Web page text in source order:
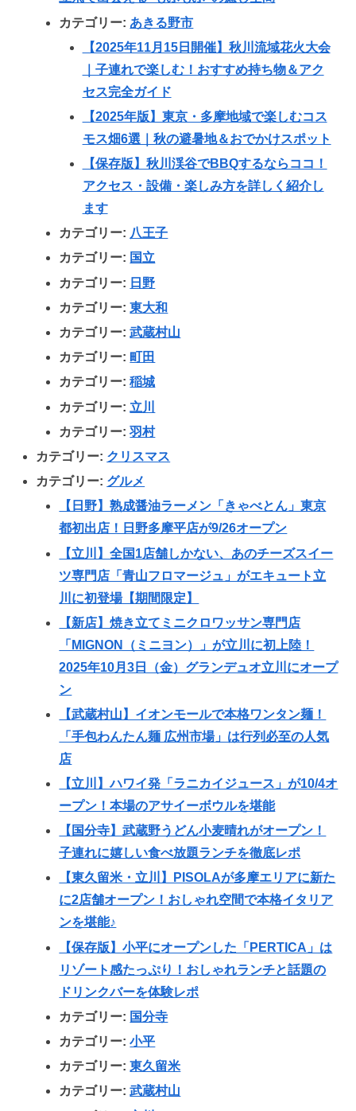
カテゴリー: あきる野市
【2025年11月15日開催】秋川流域花火大会
｜子連れで楽しむ！おすすめ持ち物＆アク
セス完全ガイド
【2025年版】東京・多摩地域で楽しむコス
モス畑6選｜秋の避暑地＆おでかけスポット
【保存版】秋川渓谷でBBQするならココ！
アクセス・設備・楽しみ方を詳しく紹介し
ます
カテゴリー: 八王子
カテゴリー: 国立
カテゴリー: 日野
カテゴリー:東大和
カテゴリー:武蔵村山
カテゴリー: 町田
カテゴリー:稲城
カテゴリー: 立川
カテゴリー:羽村
カテゴリー: クリスマス
カテゴリー: グルメ
【日野】熟成醤油ラーメン「きゃべとん」東京
都初出店！日野多摩平店が9/26オープン
【立川】全国1店舗しかない、あのチーズスイー
ツ専門店「青山フロマージュ」がエキュート立
川に初登場【期間限定】
【新店】焼き立てミニクロワッサン専門店
「MIGNON（ミニヨン）」が立川に初上陸！
2025年10月3日（金）グランデュオ立川にオープ
ン
【武蔵村山】イオンモールで本格ワンタン麺！
「手包わんたん麺 広州市場」は行列必至の人気
店
【立川】ハワイ発「ラニカイジュース」が10/4オ
ープン！本場のアサイーボウルを堪能
【国分寺】武蔵野うどん小麦晴れがオープン！
子連れに嬉しい食べ放題ランチを徹底レポ
【東久留米・立川】PISOLAが多摩エリアに新た
に2店舗オープン！おしゃれ空間で本格イタリア
ンを堪能♪
【保存版】小平にオープンした「PERTICA」は
リゾート感たっぷり！おしゃれランチと話題の
ドリンクバーを体験レポ
カテゴリー: 国分寺
カテゴリー:小平
カテゴリー:東久留米
カテゴリー:武蔵村山